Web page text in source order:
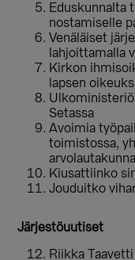
Eduskunnalta
nostamiselle
Venäläiset
lahjoittamalla
Kirkon
lapsen
Setassa
Avoimia
toimistossa,
Kiusattiinko
Jouduitko
Järjestöuutiset
Riikka